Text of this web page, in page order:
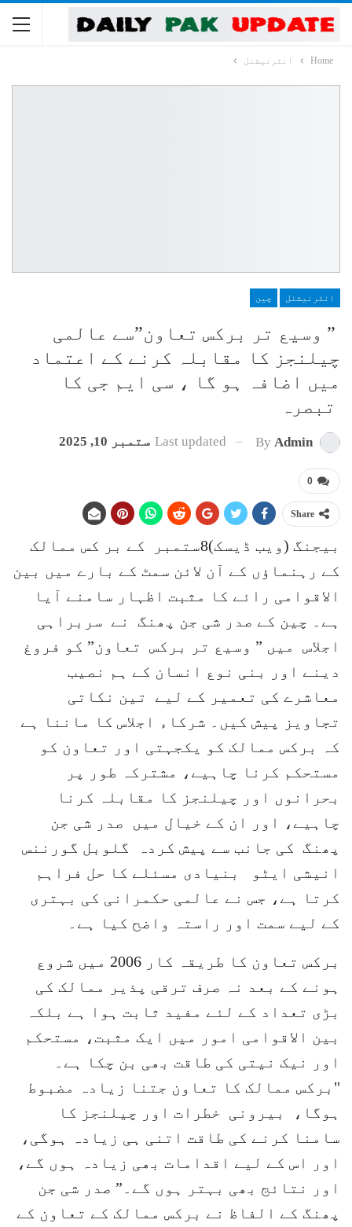
Home انٹرنیشنل
انٹرنیشنل چین
” وسیع تر برکس تعاون”سے عالمی
چیلنجز کا مقابلہ کرنے کے اعتماد
میں اضافہ ہو گا ، سی ایم جی کا
تبصرہ
By Admin
Last updated ستمبر 10, 2025
0
Share
بیجنگ (ویب ڈیسک)8ستمبر کے بر کس ممالک
کے رہنماؤں کے آن لائن سمٹ کے بارے میں بین
الاقوامی رائے کا مثبت اظہار سامنے آیا
ہے۔ چین کے صدر شی جن پھنگ نے سربراہی
اجلاس میں ” وسیع تر برکس تعاون” کو فروغ
دینے اور بنی نوع انسان کے ہم نصیب
معاشرے کی تعمیر کے لیے تین نکاتی
تجاویز پیش کیں۔ شرکاء اجلاس کا ماننا ہے
کہ برکس ممالک کو یکجہتی اور تعاون کو
مستحکم کرنا چاہیے، مشترکہ طور پر
بحرانوں اور چیلنجز کا مقابلہ کرنا
چاہیے، اور ان کے خیال میں صدر شی جن
پھنگ کی جانب سے پیش کردہ گلوبل گورننس
انیشی ایٹو بنیادی مسئلے کا حل فراہم
کرتا ہے، جس نے عالمی حکمرانی کی بہتری
کے لیے سمت اور راستہ واضح کیا ہے۔
برکس تعاون کا طریقہ کار 2006 میں شروع
ہونے کے بعد نہ صرف ترقی پذیر ممالک کی
بڑی تعداد کے لئے مفید ثابت ہوا ہے بلکہ
بین الاقوامی امور میں ایک مثبت، مستحکم
اور نیک نیتی کی طاقت بھی بن چکا ہے۔
"برکس ممالک کا تعاون جتنا زیادہ مضبوط
ہوگا، بیرونی خطرات اور چیلنجز کا
سامنا کرنے کی طاقت اتنی ہی زیادہ ہوگی،
اور اس کے لیے اقدامات بھی زیادہ ہوں گے،
اور نتائج بھی بہتر ہوں گے۔” صدر شی جن
پھنگ کے الفاظ نے برکس ممالک کے تعاون کے